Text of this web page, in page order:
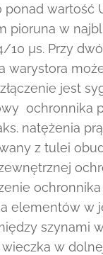
wartość
pioruna w
10 µs. Przy
warystora
jest
ochronnika
natężenia
z tulei
elementów w
szynami
w